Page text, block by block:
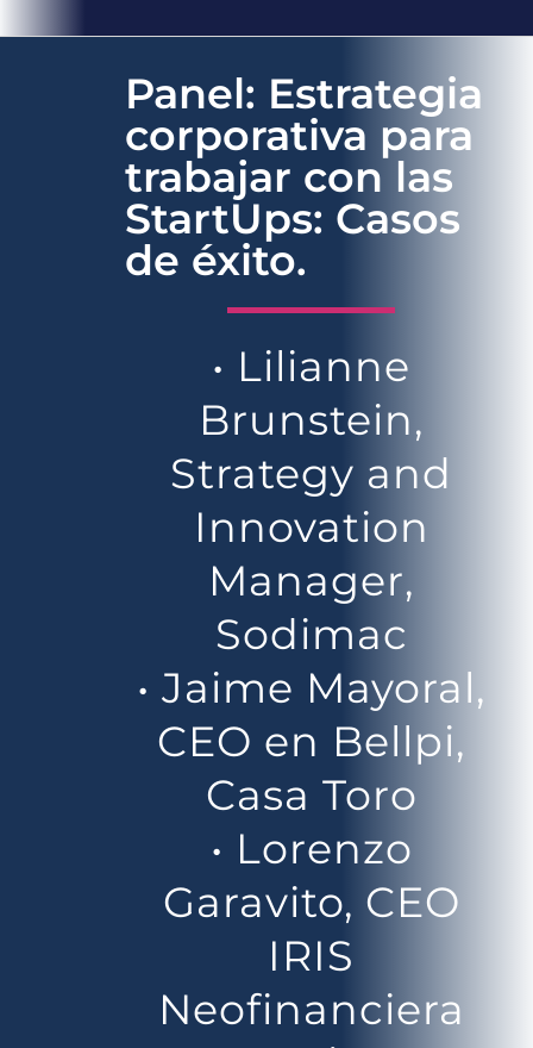
Panel: Estrategia
corporativa para
trabajar con las
StartUps: Casos
de éxito.
• Lilianne
Brunstein,
Strategy and
Innovation
Manager,
Sodimac
• Jaime Mayoral,
CEO en Bellpi,
Casa Toro
• Lorenzo
Garavito, CEO
IRIS
Neofinanciera